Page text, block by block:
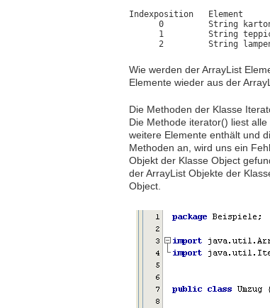
Indexposition   Element
0         String
1         String
2         String
Wie werden der ArrayList
Elemente wieder aus der
Die Methoden der Klasse
Die Methode iterator() liest
weitere Elemente enthält und
Methoden an, wird uns ein
Objekt der Klasse Object
der ArrayList Objekte der
Object.